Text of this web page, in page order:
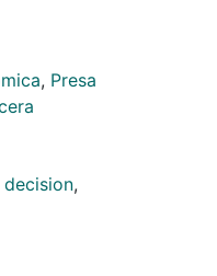
sided
case, the
, Presa
,